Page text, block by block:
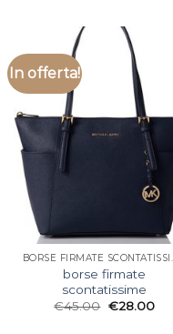
In offerta!
BORSE
borse firmate
scontatissime
€45.00 €28.00